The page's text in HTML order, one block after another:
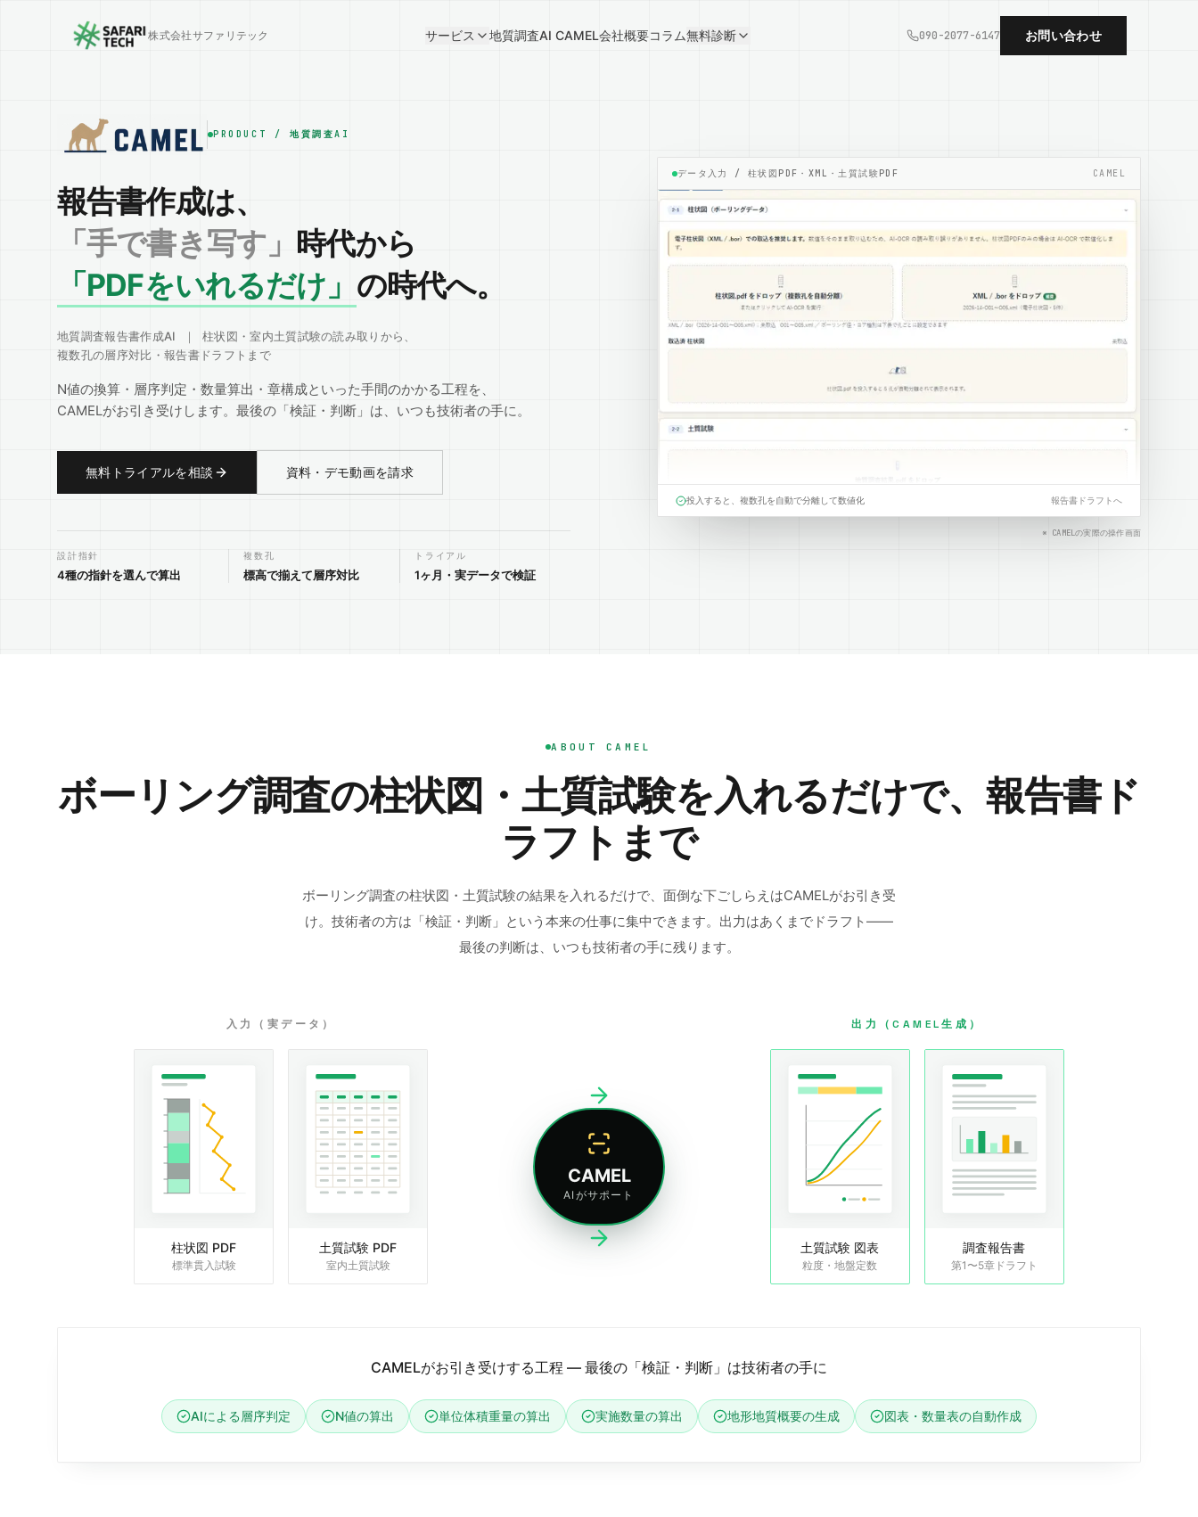
株式会社サファリテック サービス 地質調査AI CAMEL会社概要コラム無料診断 090-2077-6147 お問い合わせ
PRODUCT / 地質調査AI
報告書作成は、
「手で書き写す」 時代から
「PDFをいれるだけ」 の時代へ。
地質調査報告書作成AI ｜
柱状図・室内土質試験の読み取りから、
複数孔の層序対比・報告書ドラフトまで
N値の換算・層序判定・数量算出・章構成といった手間のかかる工程を、
CAMELがお引き受けします。 最後の「検証・判断」は、 いつも技術者の手に。
無料トライアルを相談 資料・デモ動画を請求
設計指針
4種の指針を選んで算出
複数孔
標高で揃えて層序対比
トライアル
1ヶ月・実データで検証
データ入力 / 柱状図PDF・XML・土質試験PDF CAMEL
投入すると、複数孔を自動で分離して数値化 報告書ドラフトへ
※ CAMELの実際の操作画面
ABOUT CAMEL
ボーリング調査の柱状図・土質試験を入れるだけで、報告書ド
ラフトまで
ボーリング調査の柱状図・土質試験の結果を入れるだけで、面倒な下ごしらえはCAMELがお引き受
け。技術者の方は「検証・判断」という本来の仕事に集中できます。出力はあくまでドラフト——
最後の判断は、いつも技術者の手に残ります。
入力（実データ）
柱状図 PDF
標準貫入試験
土質試験 PDF
室内土質試験
CAMEL
AIがサポート
出力（CAMEL生成）
土質試験 図表
粒度・地盤定数
調査報告書
第1〜5章ドラフト
CAMELがお引き受けする工程 ― 最後の「検証・判断」は技術者の手に
AIによる層序判定 N値の算出 単位体積重量の算出 実施数量の算出 地形地質概要の生成 図表・数量表の自動作成